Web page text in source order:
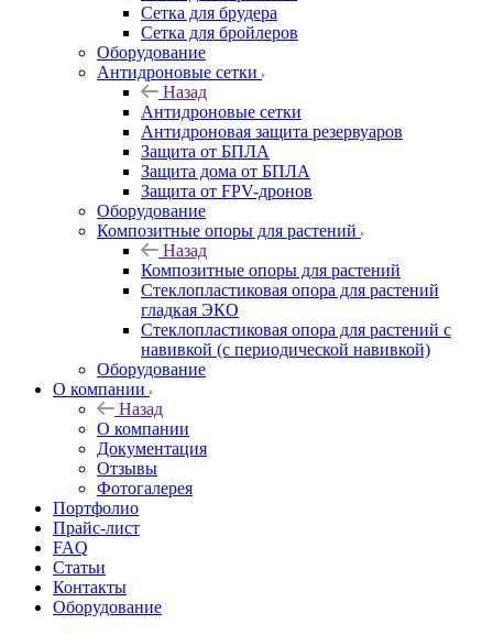
Сетка для брудера
Сетка для бройлеров
Оборудование
Антидроновые сетки
Назад
Антидроновые сетки
Антидроновая защита резервуаров
Защита от БПЛА
Защита дома от БПЛА
Защита от FPV-дронов
Оборудование
Композитные опоры для растений
Назад
Композитные опоры для растений
Стеклопластиковая опора для растений
гладкая ЭКО
Стеклопластиковая опора для растений с
навивкой (с периодической навивкой)
Оборудование
О компании
Назад
О компании
Документация
Отзывы
Фотогалерея
Портфолио
Прайс-лист
FAQ
Статьи
Контакты
Оборудование